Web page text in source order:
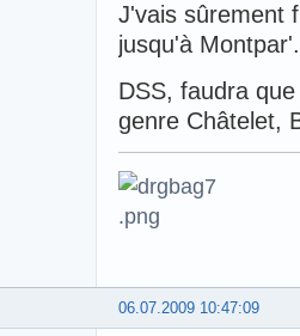
J'vais sûrement
jusqu'à Montpar'.
DSS, faudra
genre Châtelet,
06.07.2009 10:47:09